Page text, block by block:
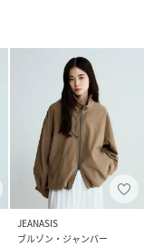
JEANASIS
ブルゾン・ジャンパー